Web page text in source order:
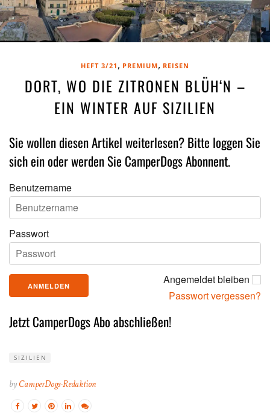
HEFT 3/21 , PREMIUM, REISEN
DORT, WO DIE ZITRONEN BLÜH‘N –
EIN WINTER AUF SIZILIEN
Sie wollen diesen Artikel weiterlesen? Bitte loggen Sie
sich ein oder werden Sie CamperDogs Abonnent.
Benutzername
Passwort
Angemeldet bleiben
Passwort vergessen?
Jetzt CamperDogs Abo abschließen!
SIZILIEN
byCamperDogs-Redaktion